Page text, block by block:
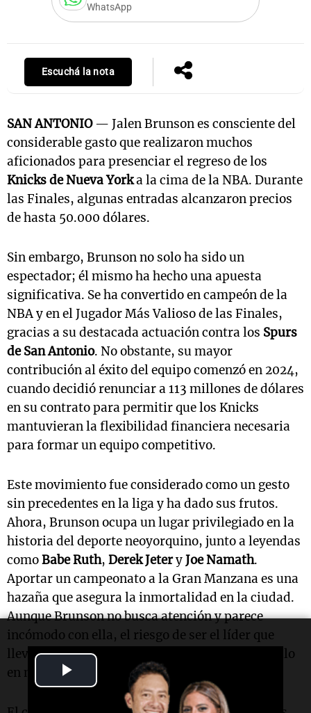
Video
WhatsApp
Escuchá la nota
SAN ANTONIO— Jalen Brunson es consciente del
considerable gasto que realizaron muchos
aficionados para presenciar el regreso de los
Knicks de Nueva Yorka la cima de la NBA. Durante
las Finales, algunas entradas alcanzaron precios
de hasta 50.000 dólares.
Sin embargo, Brunson no solo ha sido un
espectador; él mismo ha hecho una apuesta
significativa. Se ha convertido en campeón de la
NBA y en el Jugador Más Valioso de las Finales,
gracias a su destacada actuación contra los Spurs
de San Antonio. No obstante, su mayor
contribución al éxito del equipo comenzó en 2024,
cuando decidió renunciar a 113 millones de dólares
en su contrato para permitir que los Knicks
mantuvieran la flexibilidad financiera necesaria
para formar un equipo competitivo.
Este movimiento fue considerado como un gesto
sin precedentes en la liga y ha dado sus frutos.
Ahora, Brunson ocupa un lugar privilegiado en la
historia del deporte neoyorquino, junto a leyendas
comoBabe Ruth, Derek JeteryJoe Namath.
Aportar un campeonato a la Gran Manzana es una
hazaña que asegura la inmortalidad en la ciudad.
Aunque Brunson no busca atención y parece
incómodo con ella, el riesgo de ser el líder que
llevó a una histórica franquicia a su primer título
en más de medio siglo es innegable.